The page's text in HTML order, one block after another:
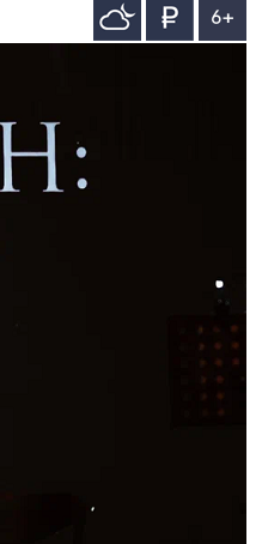
6+